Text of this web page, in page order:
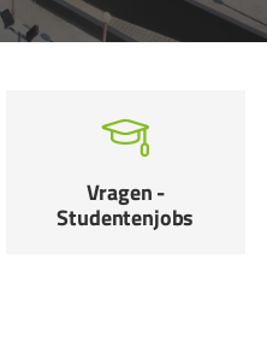
Vragen -
Studentenjobs